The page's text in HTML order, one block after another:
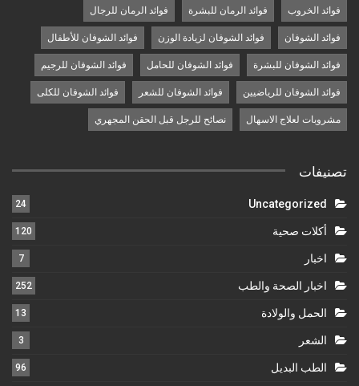
فوائد الخروب فوائد الرمان للبشرة فوائد الرمان للرجال
فوائد الشوفان فوائد الشوفان لزيادة الوزن فوائد الشوفان للأطفال
فوائد الشوفان للبشرة فوائد الشوفان للحامل فوائد الشوفان للرجيم
فوائد الشوفان للرياضيين فوائد الشوفان للشعر فوائد الشوفان للكلى
مشروبات لعلاج الاسهال نصائح للرجل قبل الحقن المجهري
تصنيفات
Uncategorized
24
أكلات صحية 120
اخبار 7
اخبار الصحة والطب 252
الحمل والولادة 13
الشعر 3
الطب البديل 96